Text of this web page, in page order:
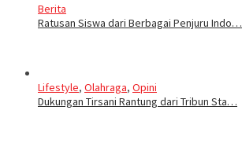
Berita
Ratusan Siswa dari Berbagai Penjuru Indo…
Lifestyle, Olahraga, Opini
Dukungan Tirsani Rantung dari Tribun Sta…